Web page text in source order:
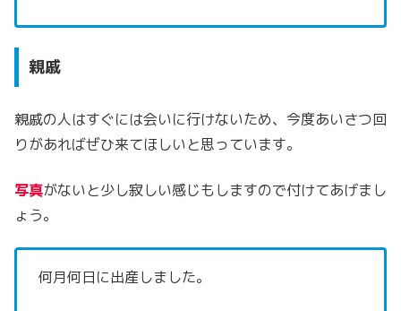
親戚
親戚の人はすぐには会いに行けないため、今度あいさつ回
りがあればぜひ来てほしいと思っています。
写真がないと少し寂しい感じもしますので付けてあげまし
ょう。
何月何日に出産しました。